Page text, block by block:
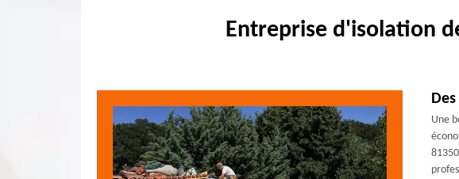
Entreprise d'isolation
Une